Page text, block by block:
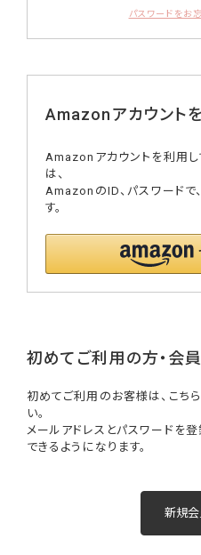
パスワードをお
Amazonアカウント
Amazonアカウントを利用
は、
AmazonのID、パスワードで
す。
初めてご利用の方・会
初めてご利用のお客様は、こち
い。
メールアドレスとパスワードを
できるようになります。